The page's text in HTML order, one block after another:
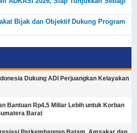
Bijak dan Objektif Dukung Program
Dukung ADI Perjuangkan Kelayakan
Bantuan Rp4,5 Miliar Lebih untuk Korban
Barat